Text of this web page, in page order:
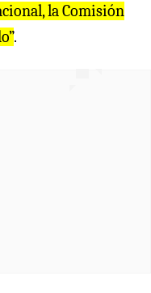
la Comisión
.